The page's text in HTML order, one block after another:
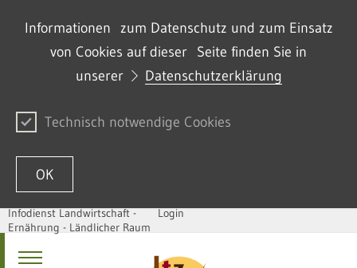
Informationen zum Datenschutz und zum Einsatz
von Cookies auf dieser Seite finden Sie in
unserer
Datenschutzerklärung
Technisch notwendige Cookies
OK
Passer au contenu
Infodienst Landwirtschaft -
Ernährung - Ländlicher Raum
Login